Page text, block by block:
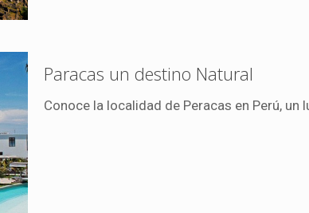
Paracas un destino Natural
Conoce la localidad de Peracas en Perú, un